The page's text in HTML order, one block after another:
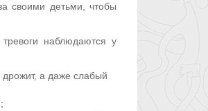
своими детьми, чтобы
наблюдаются у
дрожит, а даже слабый